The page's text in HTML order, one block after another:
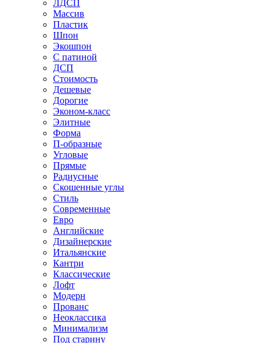
ЛДСП
Массив
Пластик
Шпон
Экошпон
С патиной
ДСП
Стоимость
Дешевые
Дорогие
Эконом-класс
Элитные
Форма
П-образные
Угловые
Прямые
Радиусные
Скошенные углы
Стиль
Современные
Евро
Английские
Дизайнерские
Итальянские
Кантри
Классические
Лофт
Модерн
Прованс
Неоклассика
Минимализм
Под старину